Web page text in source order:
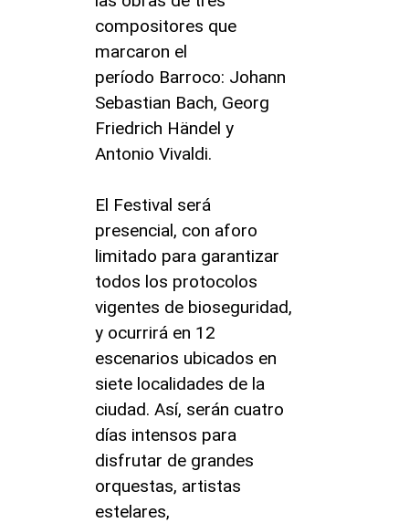
compositores que
marcaron el
período Barroco: Johann
Sebastian Bach, Georg
Friedrich Händel y
Antonio Vivaldi.
El Festival será
presencial, con aforo
limitado para garantizar
todos los protocolos
vigentes de bioseguridad,
y ocurrirá en 12
escenarios ubicados en
siete localidades de la
ciudad. Así, serán cuatro
días intensos para
disfrutar de grandes
orquestas, artistas
estelares,